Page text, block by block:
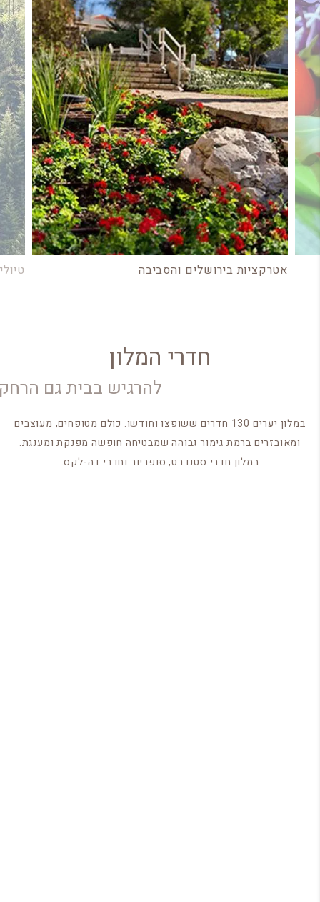
אטרקציות בירושלים והסביבה
חדרי המלון
להרגיש בבית גם
במלון יערים 130 חדרים ששופצו וחודשו. כולם מטופחים, מעוצבים
ומאובזרים ברמת גימור גבוהה שמבטיחה חופשה מפנקת ומענגת.
במלון חדרי סטנדרט, סופריור וחדרי דה-לקס.